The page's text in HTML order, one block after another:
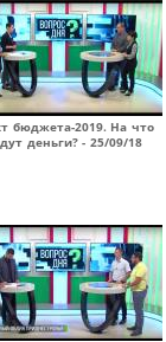
бюджета-2019. На что
деньги? - 25/09/18